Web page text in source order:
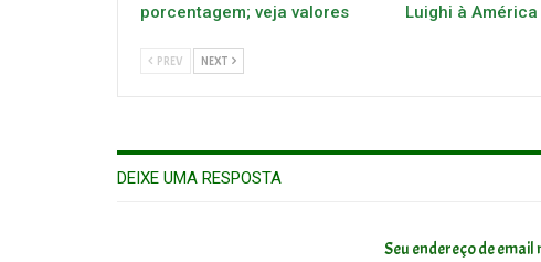
porcentagem; veja valores
Luighi à
PREV NEXT
DEIXE UMA RESPOSTA
Seu endereço de